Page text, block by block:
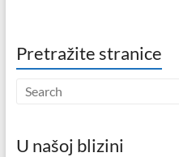
Pretražite stranice
U našoj blizini